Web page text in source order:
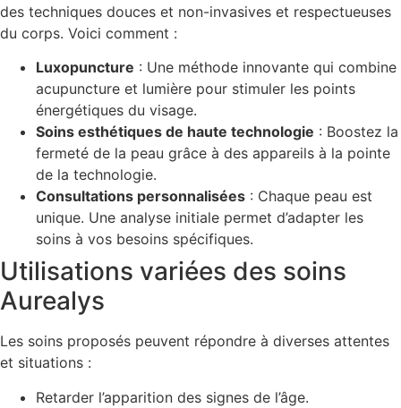
des techniques douces et non-invasives et respectueuses
du corps. Voici comment :
Luxopuncture : Une méthode innovante qui combine
acupuncture et lumière pour stimuler les points
énergétiques du visage.
Soins esthétiques de haute technologie : Boostez la
fermeté de la peau grâce à des appareils à la pointe
de la technologie.
Consultations personnalisées : Chaque peau est
unique. Une analyse initiale permet d’adapter les
soins à vos besoins spécifiques.
Utilisations variées des soins
Aurealys
Les soins proposés peuvent répondre à diverses attentes
et situations :
Retarder l’apparition des signes de l’âge.